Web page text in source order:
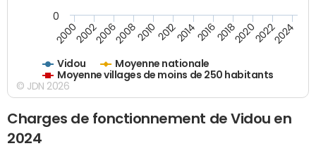
Vidou
Moyenne nationale
Moyenne villages de moins de 250 habitants
200020022006200820102012201420162018202020222024
0
© JDN 2026
Charges de fonctionnement de Vidou en
2024